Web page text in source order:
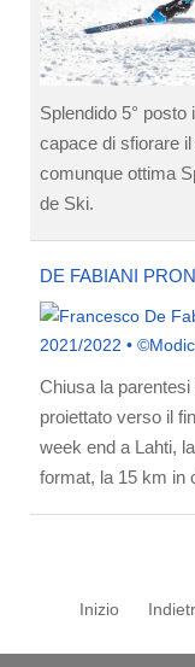
Splendido 5° posto
capace di sfiorare
comunque ottima
de Ski.
DE FABIANI
Chiusa la
proiettato verso il
week end a Lahti,
format, la 15 km in
Inizio